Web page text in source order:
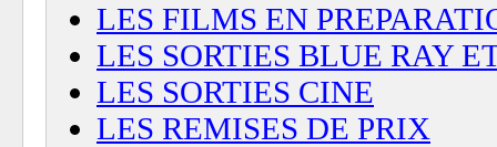
LES FILMS EN
LES SORTIES BLUE RAY
LES SORTIES CINE
LES REMISES DE PRIX